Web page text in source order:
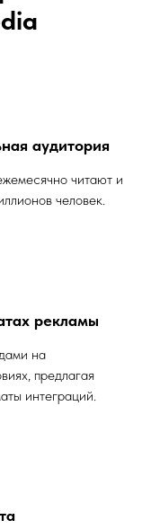
аудитория
читают и
человек.
рекламы
на
предлагая
интеграций.